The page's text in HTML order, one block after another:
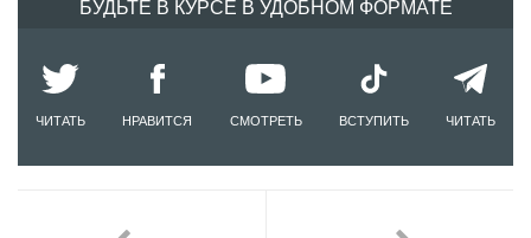
БУДЬТЕ В КУРСЕ В УДОБНОМ ФОРМАТЕ
ЧИТАТЬ НРАВИТСЯ СМОТРЕТЬ ВСТУПИТЬ ЧИТАТЬ